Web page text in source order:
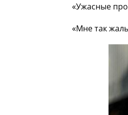
«Ужасные
«Мне так